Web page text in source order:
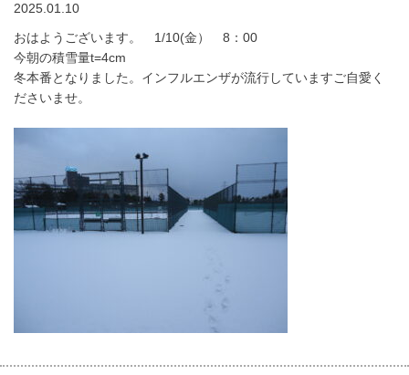
2025.01.10
おはようございます。 1/10(金） 8：00
今朝の積雪量t=4cm
冬本番となりました。インフルエンザが流行していますご自愛く
ださいませ。